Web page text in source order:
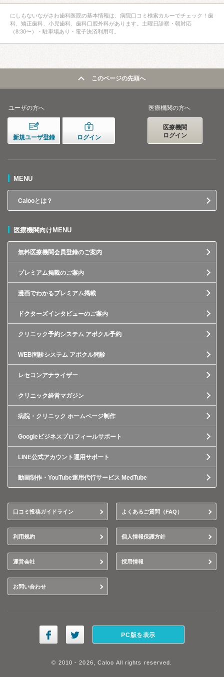
にしもないながさわ歯科医院の基本情報は、病院口コミ検索カルーでチェック！歯
科、矯正歯科、小児歯科、歯科口腔外科があります。土曜日診察・朝対応
（8:30〜）・駐車場あり・電子決済利用可。
このページの先頭へ
ユーザの方へ
新規ユーザ登録 ログイン
医療機関の方へ
医療機関
ログイン
MENU
Calooとは？
医療機関向けMENU
無料医療機関会員登録のご案内
プレミアム掲載のご案内
漫画でわかるプレミアム掲載
ドクターズインタビューのご案内
クリニック予約システム アポクル予約
WEB問診システム アポクル問診
レセコンアナライザー
クリニック経営マガジン
病院・クリニック ホームページ制作
Googleビジネスプロフィールサポート
LINE公式アカウント運用サポート
動画制作・YouTube運用代行サービス MedTube
口コミ投稿ガイドライン よくあるご質問（FAQ）
利用規約 個人情報保護方針
運営会社 採用情報
お問い合わせ
PC版を表示
© 2010 - 2026, Caloo All rights reserved.